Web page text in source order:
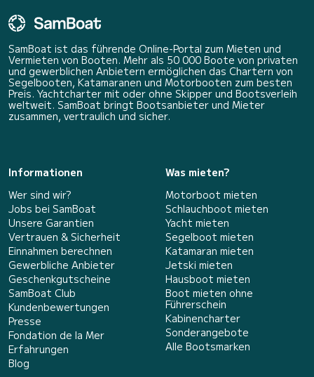
SamBoat ist das führende Online-Portal zum Mieten und
Vermieten von Booten. Mehr als 50 000 Boote von privaten
und gewerblichen Anbietern ermöglichen das Chartern von
Segelbooten, Katamaranen und Motorbooten zum besten
Preis. Yachtcharter mit oder ohne Skipper und Bootsverleih
weltweit. SamBoat bringt Bootsanbieter und Mieter
zusammen, vertraulich und sicher.
Informationen
Wer sind wir?
Jobs bei SamBoat
Unsere Garantien
Vertrauen & Sicherheit
Einnahmen berechnen
Gewerbliche Anbieter
Geschenkgutscheine
SamBoat Club
Kundenbewertungen
Presse
Fondation de la Mer
Erfahrungen
Blog
Was mieten?
Motorboot mieten
Schlauchboot mieten
Yacht mieten
Segelboot mieten
Katamaran mieten
Jetski mieten
Hausboot mieten
Boot mieten ohne
Führerschein
Kabinencharter
Sonderangebote
Alle Bootsmarken